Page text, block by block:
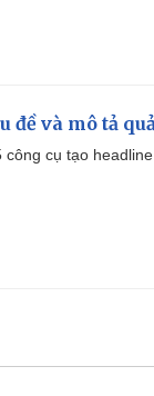
đề và mô tả
cụ tạo